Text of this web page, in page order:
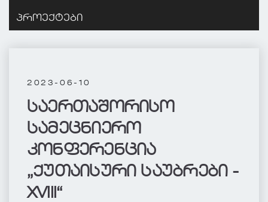
პროექტები
2023-06-10
საერთაშორისო
სამეცნიერო
კონფერენცია
„ქუთაისური საუბრები -
XVIII“